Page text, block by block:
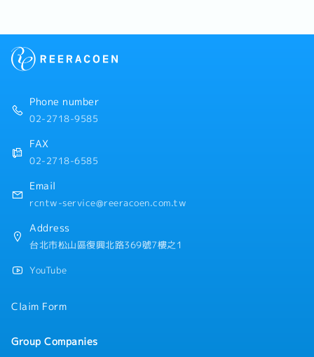
商品的相關知識也沒有問題・入職後，不會讓您在毫無準
備的情況下立刻獨自上場・有資深前輩以及日本專業鑑定
團隊的全力支援，即使是毫無經驗的新人也能輕鬆上手
【公司福利】
・有薪年假
・調薪、升遷制度（根據個人及公司業績）
・加班津貼
・婚喪慶弔慰問金、婚喪慶弔假
・職涯發展路徑 / 晉升管道
Phone number
02-2718-9585
FAX
02-2718-6585
Email
rcntw-service@reeracoen.com.tw
Address
台北市松山區復興北路369號7樓之1
YouTube
Claim Form
Group Companies